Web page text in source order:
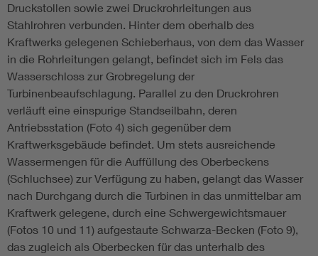
Druckstollen sowie zwei Druckrohrleitungen aus
Stahlrohren verbunden. Hinter dem oberhalb des
Kraftwerks gelegenen Schieberhaus, von dem das Wasser
in die Rohrleitungen gelangt, befindet sich im Fels das
Wasserschloss zur Grobregelung der
Turbinenbeaufschlagung. Parallel zu den Druckrohren
verläuft eine einspurige Standseilbahn, deren
Antriebsstation (Foto 4) sich gegenüber dem
Kraftwerksgebäude befindet. Um stets ausreichende
Wassermengen für die Auffüllung des Oberbeckens
(Schluchsee) zur Verfügung zu haben, gelangt das Wasser
nach Durchgang durch die Turbinen in das unmittelbar am
Kraftwerk gelegene, durch eine Schwergewichtsmauer
(Fotos 10 und 11) aufgestaute Schwarza-Becken (Foto 9),
das zugleich als Oberbecken für das unterhalb des